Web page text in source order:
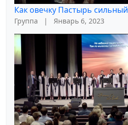
Как овечку Пастырь сильный
Группа | Январь 6, 2023